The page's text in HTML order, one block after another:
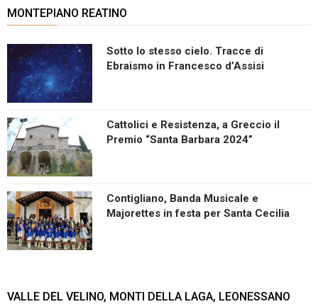
MONTEPIANO REATINO
Sotto lo stesso cielo. Tracce di
Ebraismo in Francesco d’Assisi
Cattolici e Resistenza, a Greccio il
Premio “Santa Barbara 2024”
Contigliano, Banda Musicale e
Majorettes in festa per Santa Cecilia
VALLE DEL VELINO, MONTI DELLA LAGA, LEONESSANO